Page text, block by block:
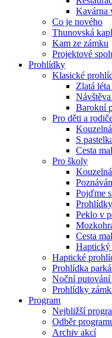
Kavárna
Co je nového
Thunovská
Kam ze zámku
Projektové
Prohlídky
Klasické
Zlatá
Barokní
Pro děti a
S
Cesta
Pro školy
Pojďme
Peklo v
Cesta
Haptický
Haptické
Prohlídka
Noční putování
Prohlídky
Program
Nejbližší
Odběr
Archiv akcí